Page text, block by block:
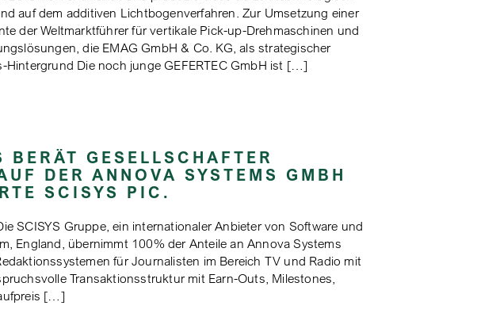
auf dem additiven Lichtbogenverfahren. Zur Umsetzung einer
der Weltmarktführer für vertikale Pick-up-Drehmaschinen und
die EMAG GmbH & Co. KG, als strategischer
Hintergrund Die noch junge GEFERTEC GmbH ist […]
BERÄT GESELLSCHAFTER
DER ANNOVA SYSTEMS GMBH
SCISYS PIC.
SCISYS Gruppe, ein internationaler Anbieter von Software und
England, übernimmt 100% der Anteile an Annova Systems
für Journalisten im Bereich TV und Radio mit
Transaktionsstruktur mit Earn-Outs, Milestones,
[…]